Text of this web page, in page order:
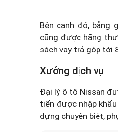
Bên cạnh đó, bảng
cũng được hãng
sách vay trả góp tới
Xưởng dịch vụ
Đại lý ô tô Nissan
tiến được nhập
dựng chuyên biệt,